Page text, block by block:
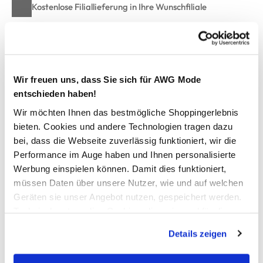
Wir freuen uns, dass Sie sich für AWG Mode
entschieden haben!
Wir möchten Ihnen das bestmögliche Shoppingerlebnis
bieten. Cookies und andere Technologien tragen dazu
bei, dass die Webseite zuverlässig funktioniert, wir die
Performance im Auge haben und Ihnen personalisierte
Werbung einspielen können. Damit dies funktioniert,
müssen Daten über unsere Nutzer, wie und auf welchen
Geräten sie unser Angebot nutzen, gespeichert werden.
werden, werden bei der Nutzung der Webseite auf jeden
Fall gesetzt. Cookies von Drittanbietern für Analyse- oder
Details zeigen
Kostenlose Filiallieferung in Ihre Wunschfiliale
flauschiges Handtuch mit Streifen von Dream House
Maße: 50x90cm
aus reiner Baumwolle
weiche, angenehme Ware
hiermit kommt Wohlgefühl in Ihr Bad